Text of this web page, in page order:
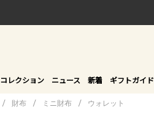
コレクション ニュース 新着 ギフトガイド
/ 財布 / ミニ財布 / ウォレット